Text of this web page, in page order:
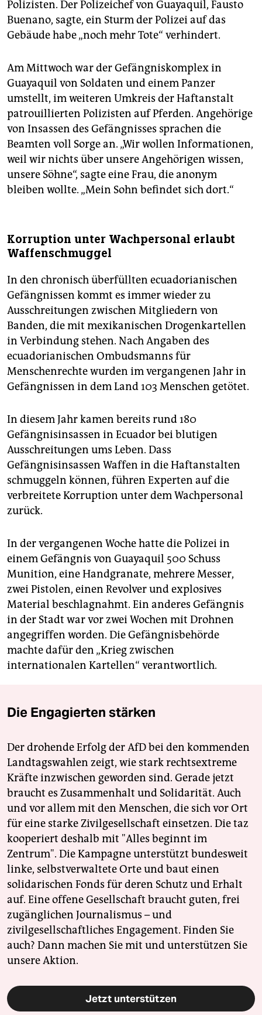
Polizisten. Der Polizeichef von Guayaquil, Fausto
Buenano, sagte, ein Sturm der Polizei auf das
Gebäude habe „noch mehr Tote“ verhindert.
Am Mittwoch war der Gefängniskomplex in
Guayaquil von Soldaten und einem Panzer
umstellt, im weiteren Umkreis der Haftanstalt
patrouillierten Polizisten auf Pferden. Angehörige
von Insassen des Gefängnisses sprachen die
Beamten voll Sorge an. „Wir wollen Informationen,
weil wir nichts über unsere Angehörigen wissen,
unsere Söhne“, sagte eine Frau, die anonym
bleiben wollte. „Mein Sohn befindet sich dort.“
Korruption unter Wachpersonal erlaubt
Waffenschmuggel
In den chronisch überfüllten ecuadorianischen
Gefängnissen kommt es immer wieder zu
Ausschreitungen zwischen Mitgliedern von
Banden, die mit mexikanischen Drogenkartellen
in Verbindung stehen. Nach Angaben des
ecuadorianischen Ombudsmanns für
Menschenrechte wurden im vergangenen Jahr in
Gefängnissen in dem Land 103 Menschen getötet.
In diesem Jahr kamen bereits rund 180
Gefängnisinsassen in Ecuador bei blutigen
Ausschreitungen ums Leben. Dass
Gefängnisinsassen Waffen in die Haftanstalten
schmuggeln können, führen Experten auf die
verbreitete Korruption unter dem Wachpersonal
zurück.
In der vergangenen Woche hatte die Polizei in
einem Gefängnis von Guayaquil 500 Schuss
Munition, eine Handgranate, mehrere Messer,
zwei Pistolen, einen Revolver und explosives
Material beschlagnahmt. Ein anderes Gefängnis
in der Stadt war vor zwei Wochen mit Drohnen
angegriffen worden. Die Gefängnisbehörde
machte dafür den „Krieg zwischen
internationalen Kartellen“ verantwortlich.
Die Engagierten stärken
Der drohende Erfolg der AfD bei den kommenden
Landtagswahlen zeigt, wie stark rechtsextreme
Kräfte inzwischen geworden sind. Gerade jetzt
braucht es Zusammenhalt und Solidarität. Auch
und vor allem mit den Menschen, die sich vor Ort
für eine starke Zivilgesellschaft einsetzen. Die taz
kooperiert deshalb mit "Alles beginnt im
Zentrum". Die Kampagne unterstützt bundesweit
linke, selbstverwaltete Orte und baut einen
solidarischen Fonds für deren Schutz und Erhalt
auf. Eine offene Gesellschaft braucht guten, frei
zugänglichen Journalismus – und
zivilgesellschaftliches Engagement. Finden Sie
auch? Dann machen Sie mit und unterstützen Sie
unsere Aktion.
Jetzt unterstützen